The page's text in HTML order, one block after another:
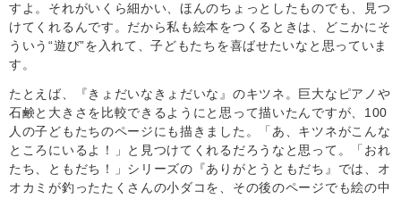
すよ。それがいくら細かい、ほんのちょっとしたものでも、見つ
けてくれるんです。だから私も絵本をつくるときは、どこかにそ
ういう“遊び”を入れて、子どもたちを喜ばせたいなと思っていま
す。
たとえば、『きょだいなきょだいな』のキツネ。巨大なピアノや
石鹸と大きさを比較できるようにと思って描いたんですが、100
人の子どもたちのページにも描きました。「あ、キツネがこんな
ところにいるよ！」と見つけてくれるだろうなと思って。「おれ
たち、ともだち！」シリーズの『ありがとうともだち』では、オ
オカミが釣ったたくさんの小ダコを、その後のページでも絵の中